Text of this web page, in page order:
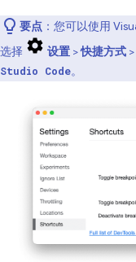
要点 ：您可以使用
选择
设置 >快捷方式 >
Studio Code。